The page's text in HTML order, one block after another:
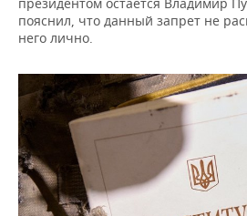
ВОДНЫЕ ВИДЫ СПОРТА
ХОККЕЙ С МЯЧОМ
ОБРАЗОВАНИЕ
ПРОИСШЕСТВИЯ
пояснил, что данный запрет не
него лично.